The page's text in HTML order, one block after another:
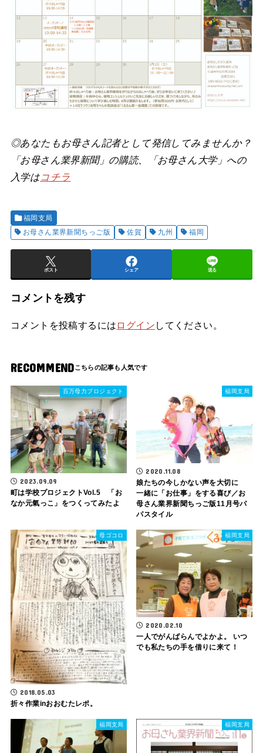
◎あなたもお母さん記者として発信してみませんか？
「お母さん業界新聞」の購読、「お母さん大学」への
入学は コチラ
福岡支局
お母さん業界新聞ちっご版
佐賀 九州 福岡
ポスト シェア 送る
コメントを残す
コメントを投稿するには ログイン してください。
RECOMMEND
百万母力プロジェクト
2023.09.09
町は学校プロジェクトVol.5 「お
なか元氣っこ」をつくってみたよ
福岡支局
2020.11.08
娘たちの今しかない声を大切に
一緒に「お仕事」をする喜び／お
母さん業界新聞ちっご版11月号パ
パスタイル
母ゴコロ
2018.05.03
折々作業inおおむたレポ。
福岡支局
2020.02.10
一人でがんばらんでよかよ。 いつ
でも私たちの手を借りに来て！
福岡支局 福岡支局